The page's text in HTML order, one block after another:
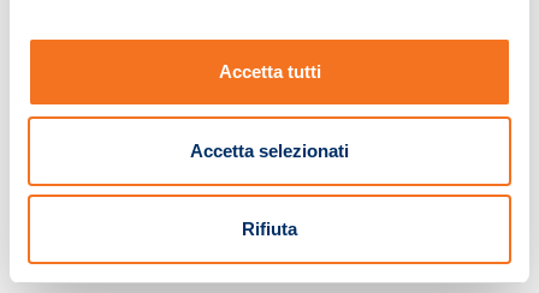
Accetta tutti
Accetta selezionati
Rifiuta